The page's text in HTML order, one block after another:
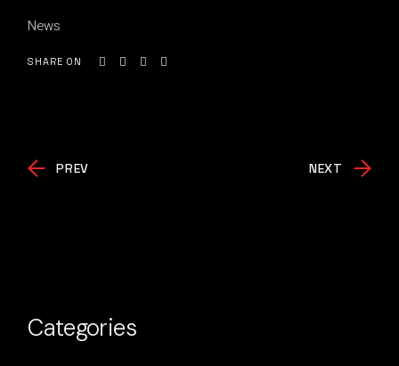
News
SHARE ON
PREV NEXT
Categories